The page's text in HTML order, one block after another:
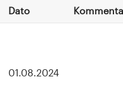
Dato
01.08.2024